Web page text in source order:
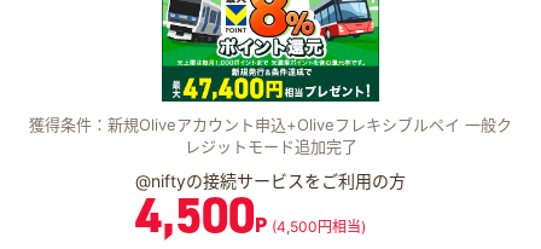
獲得条件：新規Oliveアカウント申込+Oliveフレキシブルペイ 一般ク
レジットモード追加完了
@niftyの接続サービスをご利用の方
4,500P (4,500円相当)